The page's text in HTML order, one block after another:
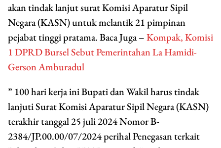
akan tindak lanjut surat Komisi Aparatur Sipil
Negara (KASN) untuk melantik 21 pimpinan
pejabat tinggi pratama. Baca Juga –Kompak, Komisi
1 DPRD Bursel Sebut Pemerintahan La Hamidi-
Gerson Amburadul
” 100 hari kerja ini Bupati dan Wakil harus tindak
lanjuti Surat Komisi Aparatur Sipil Negara (KASN)
terakhir tanggal 25 juli 2024 Nomor B-
2384/JP.00.00/07/2024 perihal Penegasan terkait